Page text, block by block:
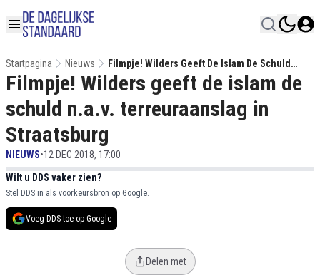
Startpagina Nieuws
Filmpje! Wilders Geeft De Islam De Schuld
N.a.v. Terreuraanslag In Straatsburg
Filmpje! Wilders geeft de islam de
schuld n.a.v. terreuraanslag in
Straatsburg
NIEUWS•12 DEC 2018, 17:00
Wilt u DDS vaker zien?
Stel DDS in als voorkeursbron op Google.
Voeg DDS toe op Google
Delen met